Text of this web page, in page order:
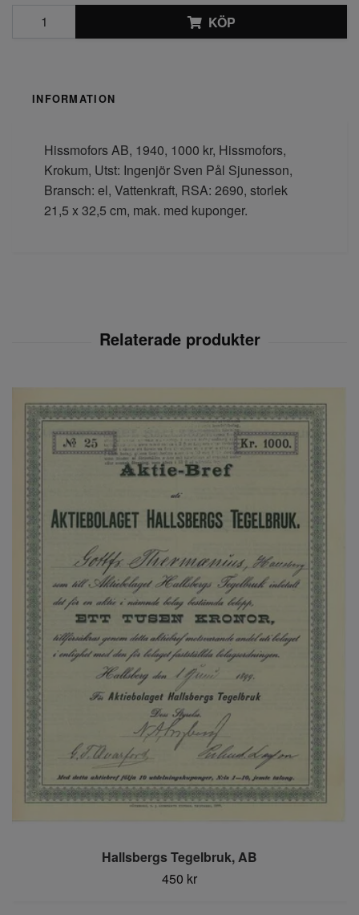
KÖP
INFORMATION
Hissmofors AB, 1940, 1000 kr, Hissmofors,
Krokum, Utst: Ingenjör Sven Pål Sjunesson,
Bransch: el, Vattenkraft, RSA: 2690, storlek
21,5 x 32,5 cm, mak. med kuponger.
Hallsbergs Tegelbruk, AB
450 kr